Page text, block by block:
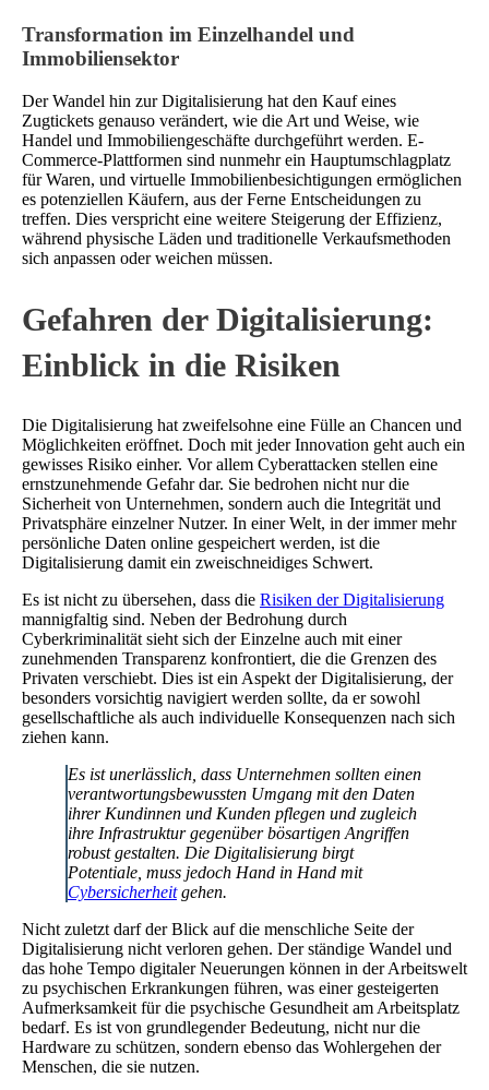
Transformation im Einzelhandel und
Immobiliensektor
Der Wandel hin zur Digitalisierung hat den Kauf eines
Zugtickets genauso verändert, wie die Art und Weise, wie
Handel und Immobiliengeschäfte durchgeführt werden. E-
Commerce-Plattformen sind nunmehr ein Hauptumschlagplatz
für Waren, und virtuelle Immobilienbesichtigungen ermöglichen
es potenziellen Käufern, aus der Ferne Entscheidungen zu
treffen. Dies verspricht eine weitere Steigerung der Effizienz,
während physische Läden und traditionelle Verkaufsmethoden
sich anpassen oder weichen müssen.
Gefahren der Digitalisierung:
Einblick in die Risiken
Die Digitalisierung hat zweifelsohne eine Fülle an Chancen und
Möglichkeiten eröffnet. Doch mit jeder Innovation geht auch ein
gewisses Risiko einher. Vor allem Cyberattacken stellen eine
ernstzunehmende Gefahr dar. Sie bedrohen nicht nur die
Sicherheit von Unternehmen, sondern auch die Integrität und
Privatsphäre einzelner Nutzer. In einer Welt, in der immer mehr
persönliche Daten online gespeichert werden, ist die
Digitalisierung damit ein zweischneidiges Schwert.
Es ist nicht zu übersehen, dass die Risiken der Digitalisierung
mannigfaltig sind. Neben der Bedrohung durch
Cyberkriminalität sieht sich der Einzelne auch mit einer
zunehmenden Transparenz konfrontiert, die die Grenzen des
Privaten verschiebt. Dies ist ein Aspekt der Digitalisierung, der
besonders vorsichtig navigiert werden sollte, da er sowohl
gesellschaftliche als auch individuelle Konsequenzen nach sich
ziehen kann.
Es ist unerlässlich, dass Unternehmen sollten einen
verantwortungsbewussten Umgang mit den Daten
ihrer Kundinnen und Kunden pflegen und zugleich
ihre Infrastruktur gegenüber bösartigen Angriffen
robust gestalten. Die Digitalisierung birgt
Potentiale, muss jedoch Hand in Hand mit
Cybersicherheitgehen.
Nicht zuletzt darf der Blick auf die menschliche Seite der
Digitalisierung nicht verloren gehen. Der ständige Wandel und
das hohe Tempo digitaler Neuerungen können in der Arbeitswelt
zu psychischen Erkrankungen führen, was einer gesteigerten
Aufmerksamkeit für die psychische Gesundheit am Arbeitsplatz
bedarf. Es ist von grundlegender Bedeutung, nicht nur die
Hardware zu schützen, sondern ebenso das Wohlergehen der
Menschen, die sie nutzen.